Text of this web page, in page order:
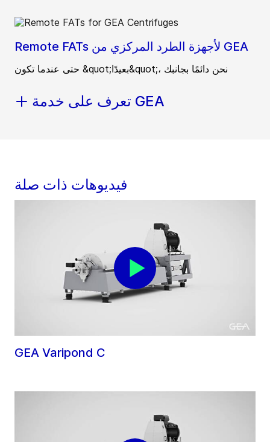
Remote FATs لأجهزة الطرد المركزي من GEA
حتى عندما تكون &quot;بعيدًا&quot;، نحن دائمًا بجانبك
تعرف على خدمة GEA
فيديوهات ذات صلة
GEA Varipond C